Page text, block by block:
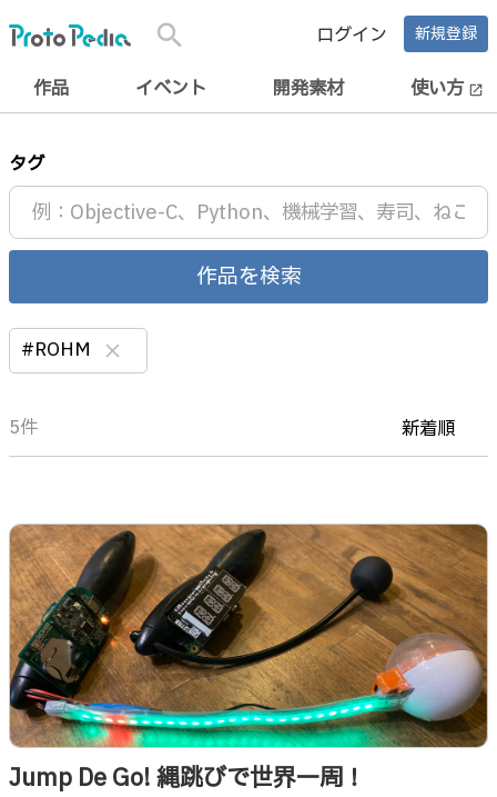
search ログイン 新規登録
作品 イベント 開発素材 使い方 open_in_new
タグ
作品を検索
#ROHM clear
5件 新着順
Jump De Go! 縄跳びで世界一周！